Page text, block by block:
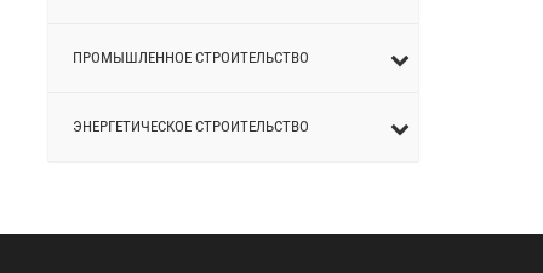
ПРОМЫШЛЕННОЕ СТРОИТЕЛЬСТВО
ЭНЕРГЕТИЧЕСКОЕ СТРОИТЕЛЬСТВО